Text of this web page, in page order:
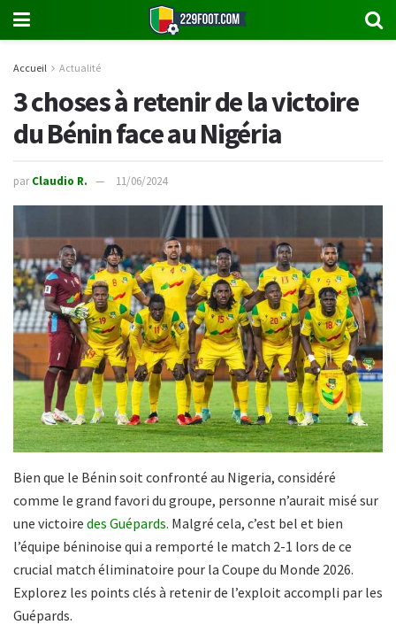
Accueil Actualité
3 choses à retenir de la victoire
du Bénin face au Nigéria
par Claudio R. 11/06/2024
Bien que le Bénin soit confronté au Nigeria, considéré
comme le grand favori du groupe, personne n’aurait misé sur
une victoire des Guépards. Malgré cela, c’est bel et bien
l’équipe béninoise qui a remporté le match 2-1 lors de ce
crucial match éliminatoire pour la Coupe du Monde 2026.
Explorez les points clés à retenir de l’exploit accompli par les
Guépards.